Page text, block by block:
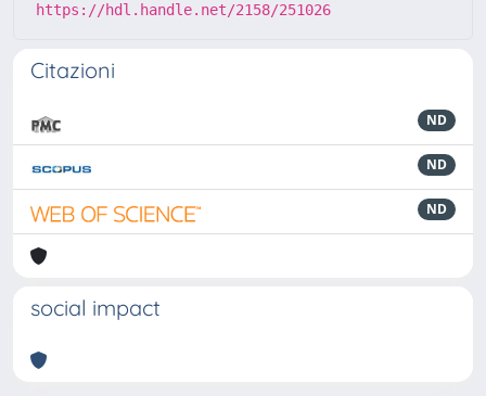
https://hdl.handle.net/2158/251026
Citazioni
ND
ND
ND
social impact